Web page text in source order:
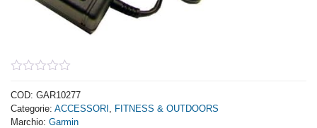
out
of
5
COD: GAR10277
Categorie: ACCESSORI
FITNESS & OUTDOORS
Marchio: Garmin